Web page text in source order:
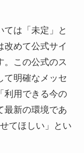
ては「未定」と
改めて公式サイ
。この公式のス
て明確なメッセ
利用できる今の
最新の環境であ
てほしい」とい